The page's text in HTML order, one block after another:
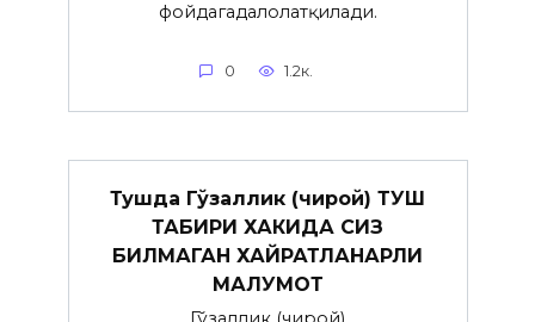
фойдагадалолатқилади.
0 1.2к.
Тушда Гўзаллик (чирой) ТУШ
ТАБИРИ ХАКИДА СИЗ
БИЛМАГАН ХАЙРАТЛАНАРЛИ
МАЛУМОТ